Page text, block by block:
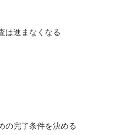
は進まなくなる
の完了条件を決める